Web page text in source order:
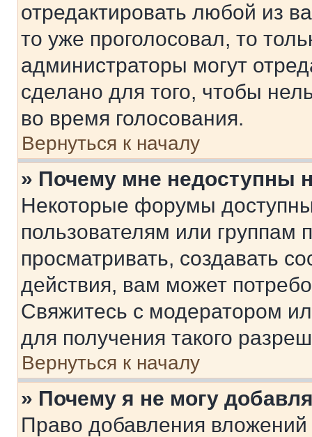
отредактировать любой из
то уже проголосовал, то
администраторы могут
сделано для того, чтобы
во время голосования.
Вернуться к началу
» Почему мне недоступны
Некоторые форумы
пользователям или группам
просматривать, создавать
действия, вам может
Свяжитесь с модератором
для получения такого
Вернуться к началу
» Почему я не могу
Право добавления